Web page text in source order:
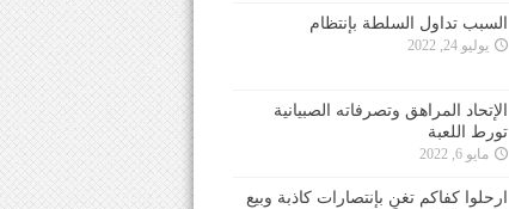
السبب تداول السلطة بإنتظام
يوليو 24, 2022
الإتحاد المراهق وتصرفاته الصبيانية
تورط اللعبة
مايو 6, 2022
ارحلوا كفاكم تغنٍ بإنتصارات كاذبة وبيع